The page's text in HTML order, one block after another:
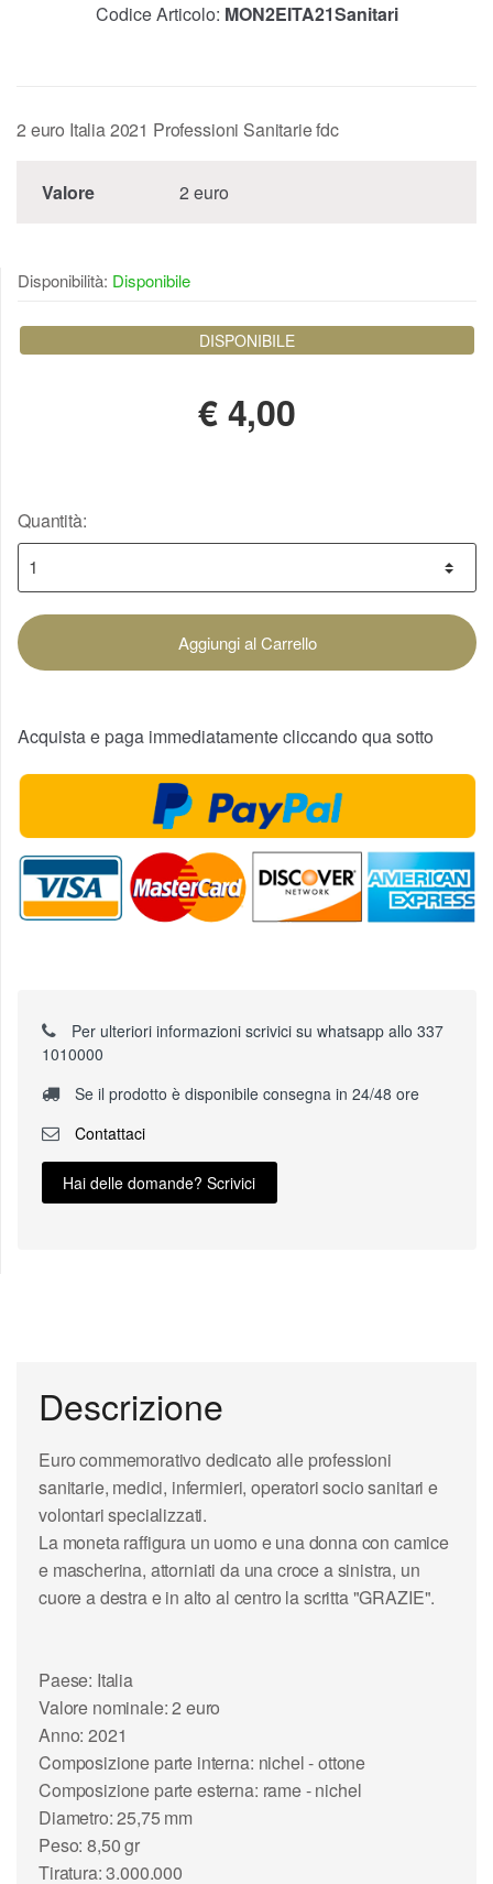
Codice Articolo: MON2EITA21Sanitari
2 euro Italia 2021 Professioni Sanitarie fdc
Valore 2 euro
Disponibilità: Disponibile
DISPONIBILE
€4,00
Quantità:
Aggiungi al Carrello
Acquista e paga immediatamente cliccando qua sotto
Per ulteriori informazioni scrivici su whatsapp allo 337
1010000
Se il prodotto è disponibile consegna in 24/48 ore
Contattaci
Hai delle domande? Scrivici
Descrizione
Euro commemorativo dedicato alle professioni
sanitarie, medici, infermieri, operatori socio sanitari e
volontari specializzati.
La moneta raffigura un uomo e una donna con camice
e mascherina, attorniati da una croce a sinistra, un
cuore a destra e in alto al centro la scritta "GRAZIE".
Paese: Italia
Valore nominale: 2 euro
Anno: 2021
Composizione parte interna: nichel - ottone
Composizione parte esterna: rame - nichel
Diametro: 25,75 mm
Peso: 8,50 gr
Tiratura: 3.000.000